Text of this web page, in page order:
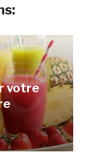
votre